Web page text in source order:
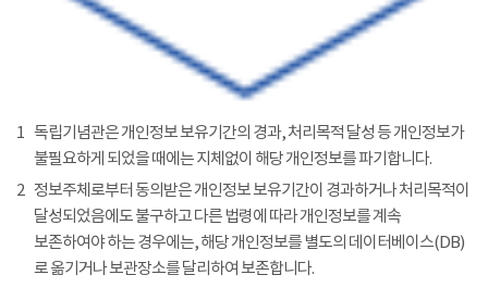
1 독립기념관은 개인정보 보유기간의 경과, 처리목적 달성 등 개인정보가
불필요하게 되었을 때에는 지체없이 해당 개인정보를 파기합니다.
2 정보주체로부터 동의받은 개인정보 보유기간이 경과하거나 처리목적이
달성되었음에도 불구하고 다른 법령에 따라 개인정보를 계속
보존하여야 하는 경우에는, 해당 개인정보를 별도의 데이터베이스(DB)
로 옮기거나 보관장소를 달리하여 보존합니다.